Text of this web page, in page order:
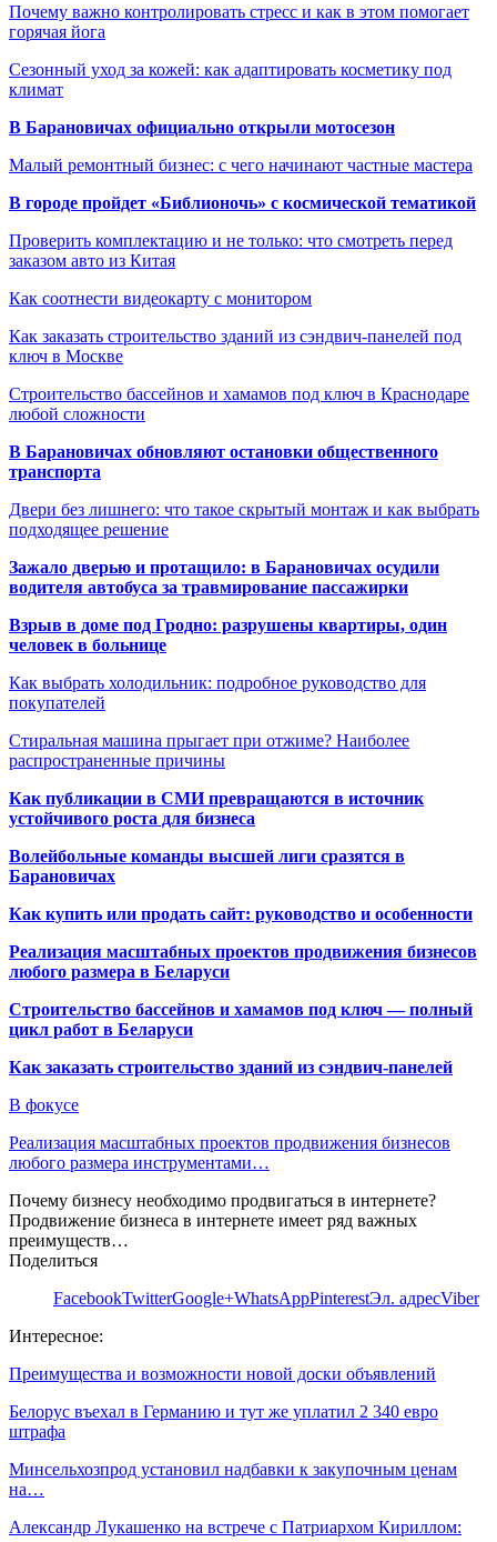
Почему важно контролировать стресс и как в этом помогает
горячая йога
Сезонный уход за кожей: как адаптировать косметику под
климат
В Барановичах официально открыли мотосезон
Малый ремонтный бизнес: с чего начинают частные мастера
В городе пройдет «Библионочь» с космической тематикой
Проверить комплектацию и не только: что смотреть перед
заказом авто из Китая
Как соотнести видеокарту с монитором
Как заказать строительство зданий из сэндвич-панелей под
ключ в Москве
Строительство бассейнов и хамамов под ключ в Краснодаре
любой сложности
В Барановичах обновляют остановки общественного
транспорта
Двери без лишнего: что такое скрытый монтаж и как выбрать
подходящее решение
Зажало дверью и протащило: в Барановичах осудили
водителя автобуса за травмирование пассажирки
Взрыв в доме под Гродно: разрушены квартиры, один
человек в больнице
Как выбрать холодильник: подробное руководство для
покупателей
Стиральная машина прыгает при отжиме? Наиболее
распространенные причины
Как публикации в СМИ превращаются в источник
устойчивого роста для бизнеса
Волейбольные команды высшей лиги сразятся в
Барановичах
Как купить или продать сайт: руководство и особенности
Реализация масштабных проектов продвижения бизнесов
любого размера в Беларуси
Строительство бассейнов и хамамов под ключ — полный
цикл работ в Беларуси
Как заказать строительство зданий из сэндвич-панелей
В фокусе
Реализация масштабных проектов продвижения бизнесов
любого размера инструментами…
Почему бизнесу необходимо продвигаться в интернете?
Продвижение бизнеса в интернете имеет ряд важных
преимуществ…
Поделиться
FacebookTwitterGoogle+WhatsAppPinterestЭл. адресViber
Интересное:
Преимущества и возможности новой доски объявлений
Белорус въехал в Германию и тут же уплатил 2 340 евро
штрафа
Минсельхозпрод установил надбавки к закупочным ценам
на…
Александр Лукашенко на встрече с Патриархом Кириллом: